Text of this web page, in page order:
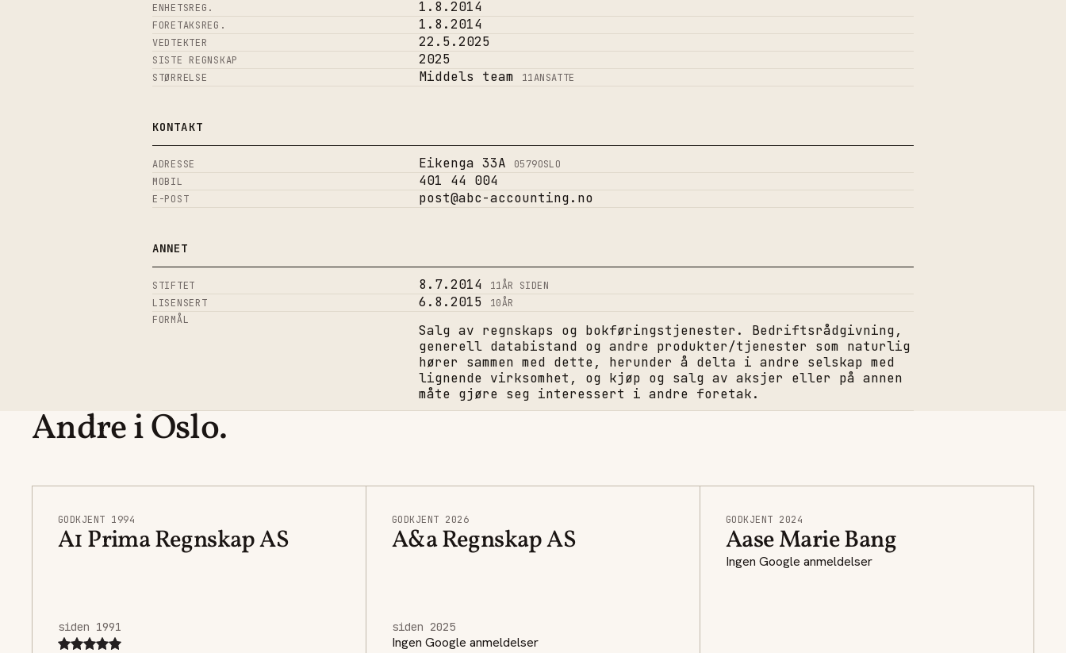
ENHETSREG.
1.8.2014
FORETAKSREG. 1.8.2014
VEDTEKTER 22.5.2025
SISTE REGNSKAP 2025
STØRRELSE Middels team 11ANSATTE
KONTAKT
ADRESSE Eikenga 33A 0579OSLO
MOBIL
401 44 004
E-POST post@abc-accounting.no
ANNET
STIFTET 8.7.2014 11ÅR SIDEN
LISENSERT
6.8.2015 10ÅR
FORMÅL
Salg av regnskaps og bokføringstjenester. Bedriftsrådgivning,
generell databistand og andre produkter/tjenester som naturlig
hører sammen med dette, herunder å delta i andre selskap med
lignende virksomhet, og kjøp og salg av aksjer eller på annen
måte gjøre seg interessert i andre foretak.
Andre i Oslo.
GODKJENT 1994
A1 Prima Regnskap AS
siden 1991
GODKJENT 2026
A&a Regnskap AS
siden 2025
Ingen Google anmeldelser
GODKJENT 2024
Aase Marie Bang
Ingen Google anmeldelser